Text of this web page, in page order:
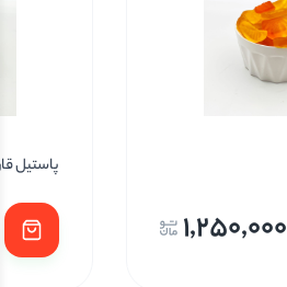
1,250,000
پاستیل